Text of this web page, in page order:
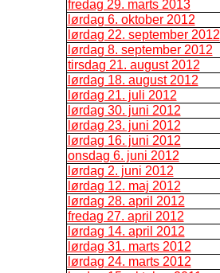
fredag 29. marts 2013
lørdag 6. oktober 2012
lørdag 22. september 2012
lørdag 8. september 2012
tirsdag 21. august 2012
lørdag 18. august 2012
lørdag 21. juli 2012
lørdag 30. juni 2012
lørdag 23. juni 2012
lørdag 16. juni 2012
onsdag 6. juni 2012
lørdag 2. juni 2012
lørdag 12. maj 2012
lørdag 28. april 2012
fredag 27. april 2012
lørdag 14. april 2012
lørdag 31. marts 2012
lørdag 24. marts 2012